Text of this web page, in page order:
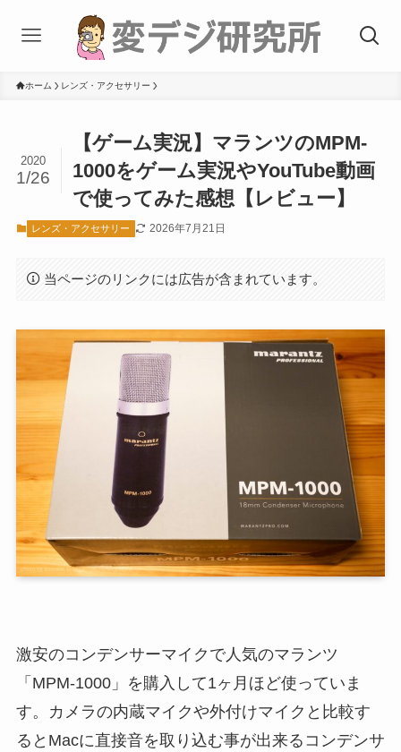
ホーム レンズ・アクセサリー
【ゲーム実況】マランツのMPM-
1000をゲーム実況やYouTube動画
で使ってみた感想【レビュー】
2020
1/26
レンズ・アクセサリー 2026年7月21日
当ページのリンクには広告が含まれています。
激安のコンデンサーマイクで人気のマランツ
「MPM-1000」を購入して1ヶ月ほど使っていま
す。カメラの内蔵マイクや外付けマイクと比較す
るとMacに直接音を取り込む事が出来るコンデンサ